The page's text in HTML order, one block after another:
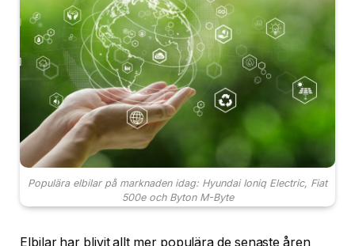
Populära elbilar på marknaden idag: Hyundai Ioniq Electric, Fiat
500e och Byton M-Byte
Elbilar har blivit allt mer populära de senaste åren